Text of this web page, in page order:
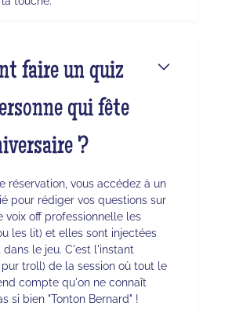
faire un quiz
qui fête
?
réservation, vous accédez à un
pour rédiger vos questions sur
voix off professionnelle les
les lit) et elles sont injectées
le jeu. C'est l'instant
troll) de la session où tout le
compte qu'on ne connaît
si bien "Tonton Bernard" !